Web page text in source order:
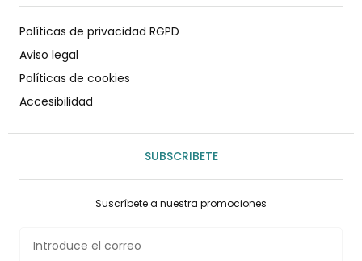
Políticas de privacidad RGPD
Aviso legal
Políticas de cookies
Accesibilidad
SUBSCRIBETE
Suscríbete a nuestra promociones